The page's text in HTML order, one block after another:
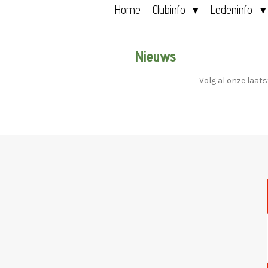
Home Clubinfo Ledeninfo
Nieuws
Volg al onze